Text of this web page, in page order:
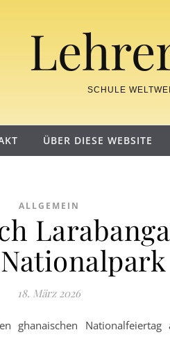
SCHULE
ÜBER DIESE WEBSITE
ALLGEMEIN
18. März 2026